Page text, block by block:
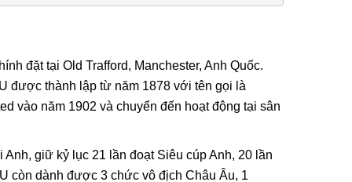
đặt tại Old Trafford, Manchester, Anh Quốc.
được thành lập từ năm 1878 với tên gọi là
vào năm 1902 và chuyển đến hoạt động tại sân
giữ kỷ lục 21 lần đoạt Siêu cúp Anh, 20 lần
còn dành được 3 chức vô địch Châu Âu, 1
Quốc Kỳ Việt Nam Đẹp, Sắc
Nét
26/06/2025